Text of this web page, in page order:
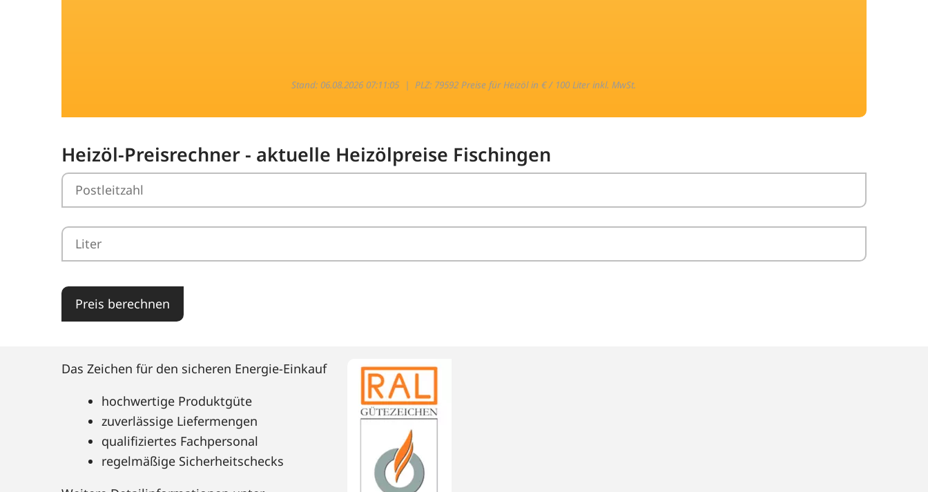
Stand: 06.08.2026 07:11:05 |PLZ: 79592 Preise für Heizöl in € / 100 Liter inkl. MwSt.
Heizöl-Preisrechner - aktuelle Heizölpreise Fischingen
Preis berechnen
Das Zeichen für den sicheren Energie-Einkauf
hochwertige Produktgüte
zuverlässige Liefermengen
qualifiziertes Fachpersonal
regelmäßige Sicherheitschecks